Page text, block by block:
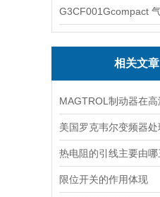
相关文章
限位开关的作用体现